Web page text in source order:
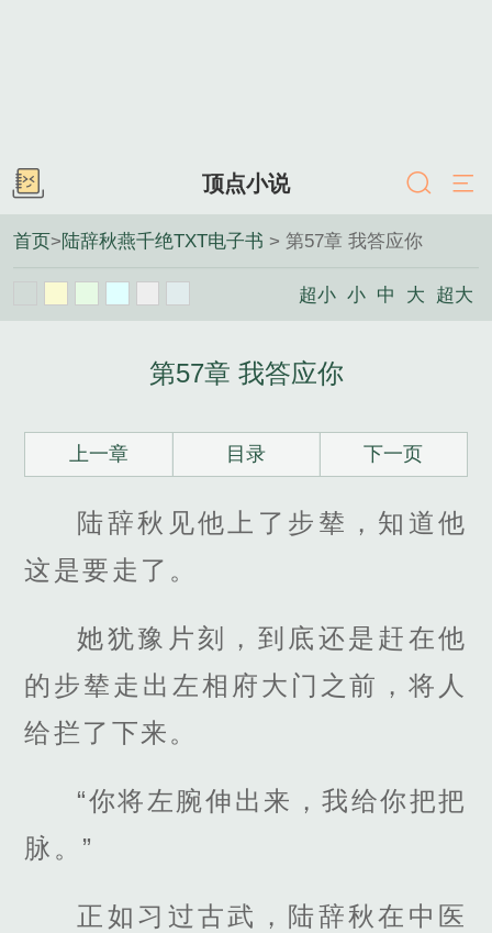
顶点小说
首页>陆辞秋燕千绝TXT电子书 > 第57章 我答应你
超小 小 中 大 超大
第57章 我答应你
上一章 目录 下一页
陆辞秋见他上了步辇，知道他
这是要走了。
她犹豫片刻，到底还是赶在他
的步辇走出左相府大门之前，将人
给拦了下来。
“你将左腕伸出来，我给你把把
脉。”
正如习过古武，陆辞秋在中医